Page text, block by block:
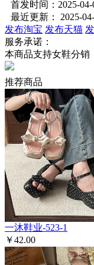
首发时间：2025-04-
最近更新： 2025-
发布淘宝 发布天猫
服务承诺：
本商品支持女鞋分销
推荐商品
一沐鞋业-523-1
￥42.00